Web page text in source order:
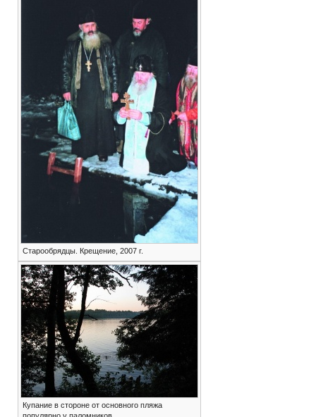
Старообрядцы. Крещение, 2007 г.
Купание в стороне от основного пляжа